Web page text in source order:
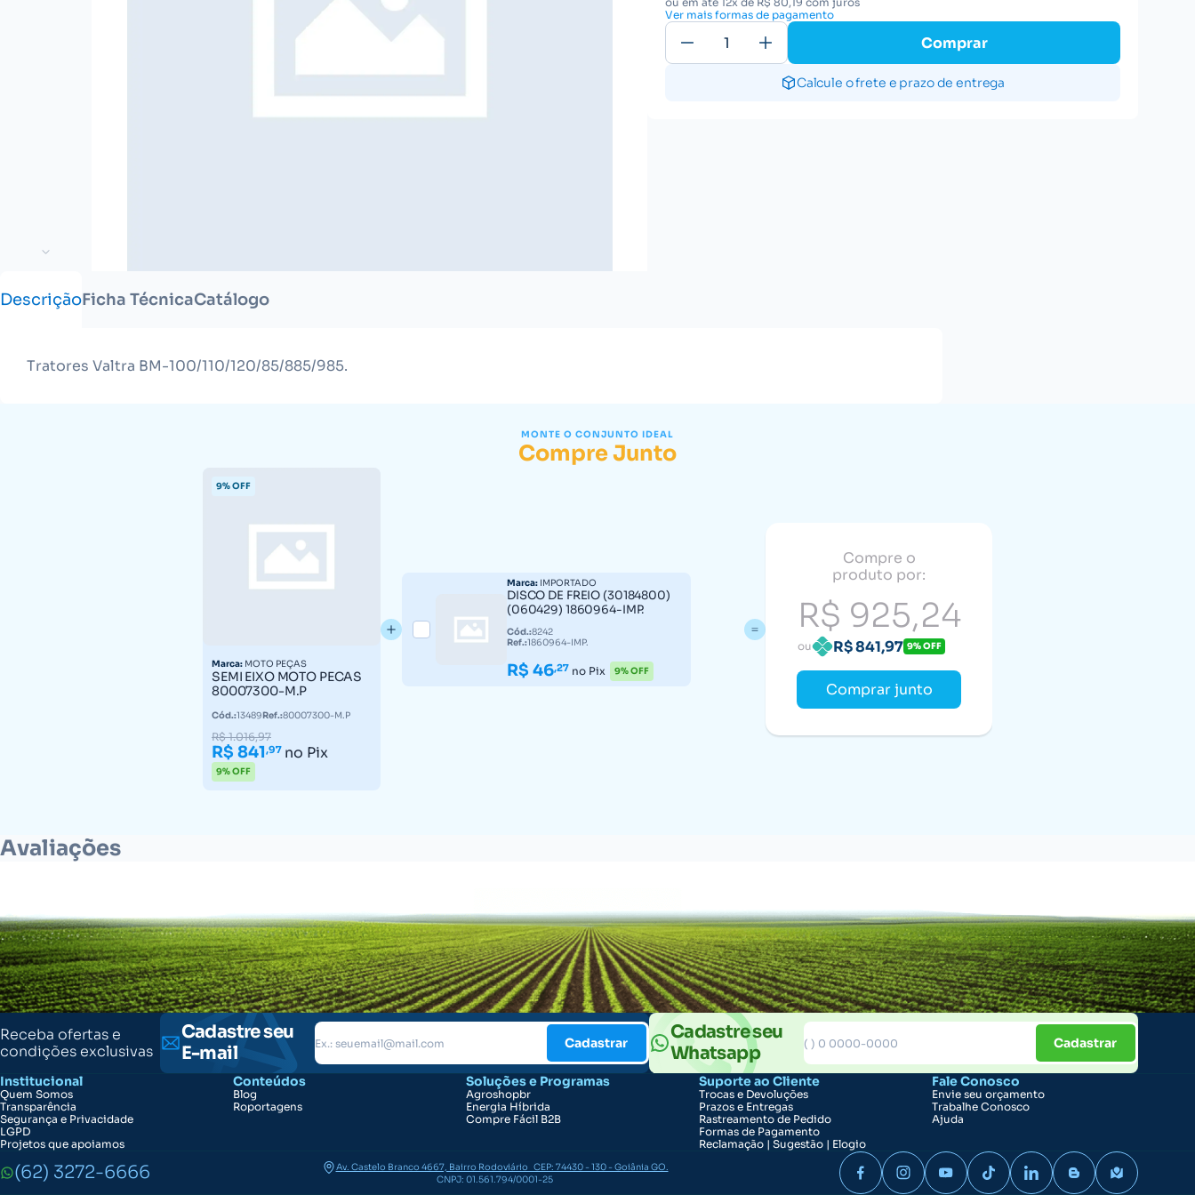
Ver mais formas de pagamento
Comprar
Calcule o frete e prazo de entrega
DescriçãoFicha TécnicaCatálogo
Tratores Valtra BM-100/110/120/85/885/985.
MONTE O CONJUNTO IDEAL
Compre Junto
9% OFF
Marca: MOTO PEÇAS
SEMI EIXO MOTO PECAS
80007300-M.P
Cód.:13489Ref.:80007300-M.P
R$ 1.016,97
R$ 841,97 no Pix
9% OFF
Marca: IMPORTADO
DISCO DE FREIO (30184800)
(060429) 1860964-IMP.
Cód.:8242
Ref.:1860964-IMP.
R$ 46,27 no Pix 9% OFF
Compre o
produto por:
R$ 925,24
ou R$ 841,97 9% OFF
Comprar junto
Avaliações
Receba ofertas e
condições exclusivas
Cadastre seu
E-mail
Cadastrar
Cadastre seu
Whatsapp
Cadastrar
Institucional
Quem Somos
Transparência
Segurança e Privacidade
LGPD
Projetos que apoiamos
Conteúdos
Blog
Roportagens
Soluções e Programas
Agroshopbr
Energia Híbrida
Compre Fácil B2B
Suporte ao Cliente
Trocas e Devoluções
Prazos e Entregas
Rastreamento de Pedido
Formas de Pagamento
Reclamação | Sugestão | Elogio
Fale Conosco
Envie seu orçamento
Trabalhe Conosco
Ajuda
(62) 3272-6666
Av. Castelo Branco 4667, Bairro Rodoviário CEP: 74430 - 130 - Goiânia GO.
CNPJ: 01.561.794/0001-25